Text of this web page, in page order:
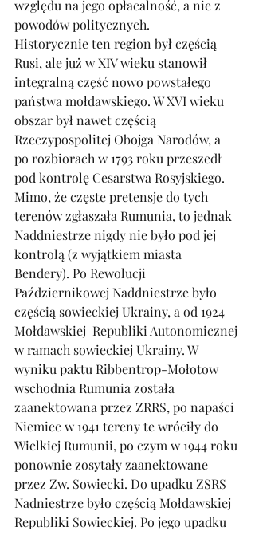
względu na jego opłacalność, a nie z
powodów politycznych.
Historycznie ten region był częścią
Rusi, ale już w XIV wieku stanowił
integralną część nowo powstałego
państwa mołdawskiego. W XVI wieku
obszar był nawet częścią
Rzeczypospolitej Obojga Narodów, a
po rozbiorach w 1793 roku przeszedł
pod kontrolę Cesarstwa Rosyjskiego.
Mimo, że częste pretensje do tych
terenów zgłaszała Rumunia, to jednak
Naddniestrze nigdy nie było pod jej
kontrolą (z wyjątkiem miasta
Bendery). Po Rewolucji
Październikowej Naddniestrze było
częścią sowieckiej Ukrainy, a od 1924
Mołdawskiej  Republiki Autonomicznej
w ramach sowieckiej Ukrainy. W
wyniku paktu Ribbentrop-Mołotow
wschodnia Rumunia została
zaanektowana przez ZRRS, po napaści
Niemiec w 1941 tereny te wróciły do
Wielkiej Rumunii, po czym w 1944 roku
ponownie zosytały zaanektowane
przez Zw. Sowiecki. Do upadku ZSRS
Nadniestrze było częścią Mołdawskiej
Republiki Sowieckiej. Po jego upadku